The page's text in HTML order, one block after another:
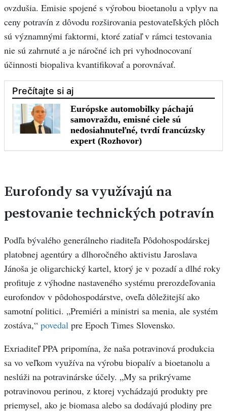
ovzdušia. Emisie spojené s výrobou bioetanolu a vplyv na
ceny potravín z dôvodu rozširovania pestovateľských plôch
sú významnými faktormi, ktoré zatiaľ v rámci testovania
nie sú zahrnuté a je náročné ich pri vyhodnocovaní
účinnosti biopaliva kvantifikovať a porovnávať.
Eurofondy sa využívajú na
pestovanie technických potravín
Podľa bývalého generálneho riaditeľa Pôdohospodárskej
platobnej agentúry a dlhoročného aktivistu Jaroslava
Jánoša je oligarchický kartel, ktorý je v pozadí a dlhé roky
profituje z výhodne nastaveného systému prerozdeľovania
eurofondov v pôdohospodárstve, oveľa dôležitejší ako
samotní politici. „Premiéri a ministri sa menia, ale systém
zostáva,“ povedal pre Epoch Times Slovensko.
Exriaditeľ PPA pripomína, že naša potravinová produkcia
sa vo veľkom využíva na výrobu biopalív a bioetanolu a
neslúži na potravinárske účely. „My sa prikrývame
potravinovou perinou, z ktorej vychádzajú produkty pre
priemysel, ako je biomasa alebo sa dodávajú plodiny pre